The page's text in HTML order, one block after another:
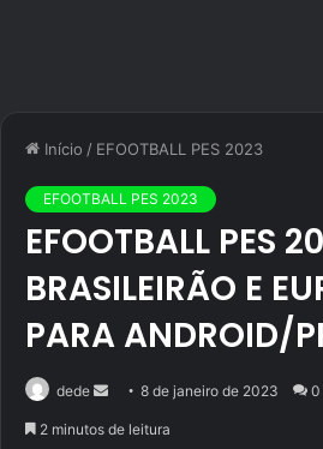
Início / EFOOTBALL PES 2023
EFOOTBALL PES 2023
EFOOTBALL PES
BRASILEIRÃO E
PARA ANDROID/
dede
Mande8 de janeiro de 2023 0
2 minutos de leitura